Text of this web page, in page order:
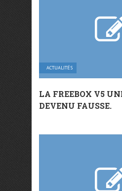
ACTUALITÉS
LA FREEBOX V5
DEVENU FAUSSE.